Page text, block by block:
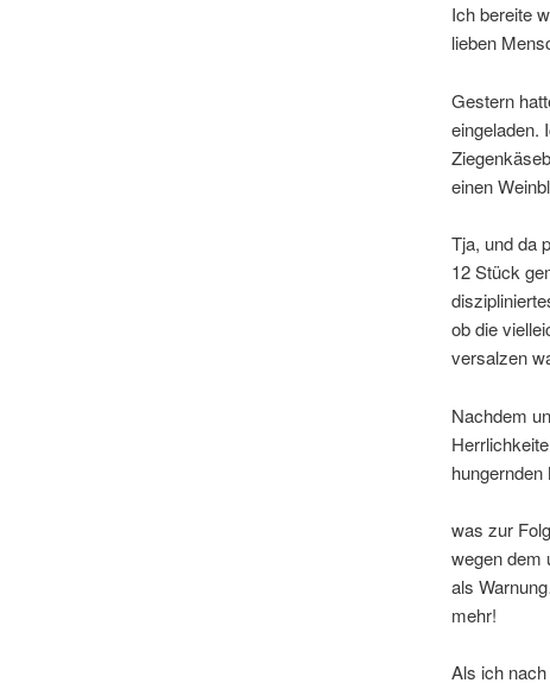
Ich bereite
lieben
Gestern
eingeladen.
einen
Tja, und da
12 Stück
ob die
versalzen
Nachdem
was zur
wegen dem
als
mehr!
Als ich